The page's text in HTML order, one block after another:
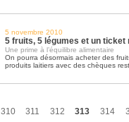
5 novembre 2010
5 fruits, 5 légumes et un ticket
Une prime à l’équilibre alimentaire
On pourra désormais acheter des
produits laitiers avec des chèques
310 311 312 313 314